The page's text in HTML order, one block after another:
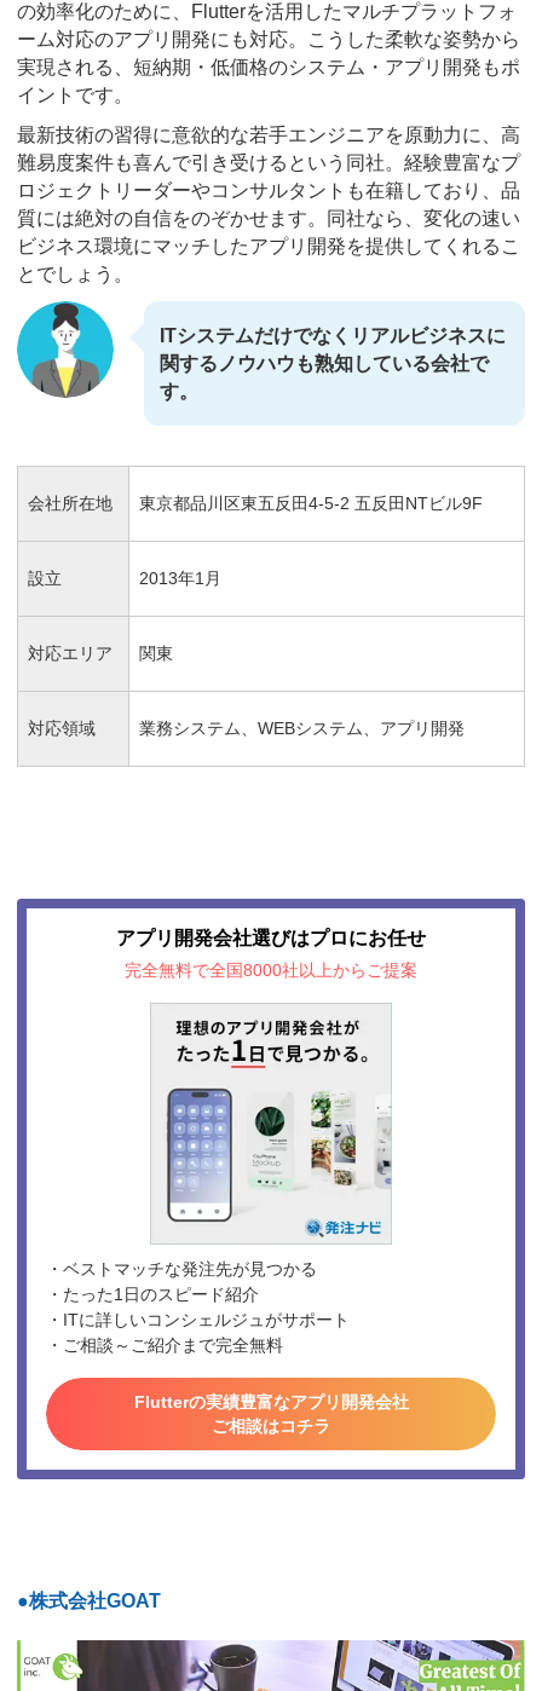
の効率化のために、Flutterを活用したマルチプラットフォ
ーム対応のアプリ開発にも対応。こうした柔軟な姿勢から
実現される、短納期・低価格のシステム・アプリ開発もポ
イントです。
最新技術の習得に意欲的な若手エンジニアを原動力に、高
難易度案件も喜んで引き受けるという同社。経験豊富なプ
ロジェクトリーダーやコンサルタントも在籍しており、品
質には絶対の自信をのぞかせます。同社なら、変化の速い
ビジネス環境にマッチしたアプリ開発を提供してくれるこ
とでしょう。
ITシステムだけでなくリアルビジネスに
関するノウハウも熟知している会社で
す。
会社所在地 東京都品川区東五反田4-5-2 五反田NTビル9F
設立 2013年1月
対応エリア 関東
対応領域 業務システム、WEBシステム、アプリ開発
アプリ開発会社選びはプロにお任せ
完全無料で全国8000社以上からご提案
・ベストマッチな発注先が見つかる
・たった1日のスピード紹介
・ITに詳しいコンシェルジュがサポート
・ご相談～ご紹介まで完全無料
Flutterの実績豊富なアプリ開発会社
ご相談はコチラ
●株式会社GOAT